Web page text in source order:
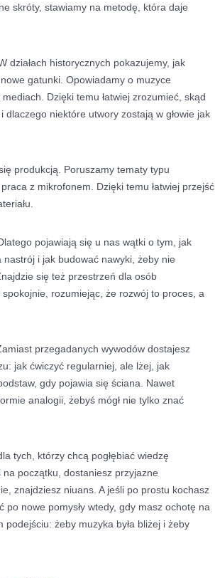
skróty, stawiamy na metodę, która daje
działach historycznych pokazujemy, jak
gatunki. Opowiadamy o muzyce
Dzięki temu łatwiej zrozumieć, skąd
niektóre utwory zostają w głowie jak
produkcją. Poruszamy tematy typu
z mikrofonem. Dzięki temu łatwiej przejść
pojawiają się u nas wątki o tym, jak
i jak budować nawyki, żeby nie
się też przestrzeń dla osób
rozumiejąc, że rozwój to proces, a
przegadanych wywodów dostajesz
jak ćwiczyć regularniej, ale lżej, jak
gdy pojawia się ściana. Nawet
analogii, żebyś mógł nie tylko znać
tych, którzy chcą pogłębiać wiedzę
początku, dostaniesz przyjazne
znajdziesz niuans. A jeśli po prostu kochasz
nowe pomysły wtedy, gdy masz ochotę na
podejściu: żeby muzyka była bliżej i żeby